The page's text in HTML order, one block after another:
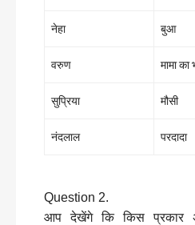
नेहा बुआ
वरुण मामा का
सुप्रिया मौसी
नंदलाल परदादा
Question 2.
आप देखेंगे कि किस प्रकार